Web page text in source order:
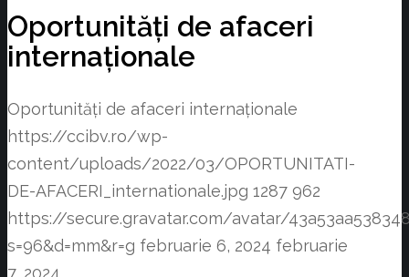
Oportunități de afaceri
internaționale
Oportunități de afaceri internaționale
https://ccibv.ro/wp-
content/uploads/2022/03/OPORTUNITATI-
DE-AFACERI_internationale.jpg 1287 962
https://secure.gravatar.com/avatar/
s=96&d=mm&r=g februarie 6, 2024 februarie
7, 2024